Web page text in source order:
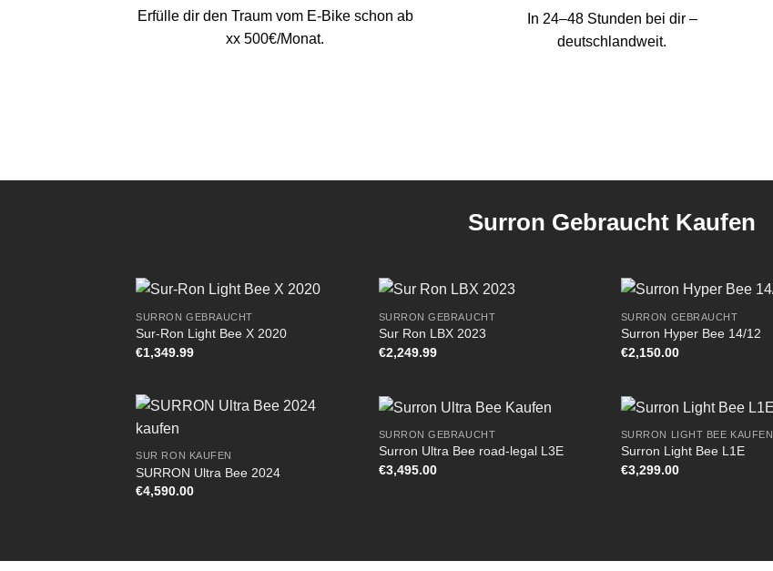
Erfülle dir den Traum vom E-Bike schon ab
xx 500€/Monat.
In 24–48 Stunden bei dir –
deutschlandweit.
Surron Gebraucht Kaufen
SURRON GEBRAUCHT
Sur-Ron Light Bee X 2020
€1,349.99
SURRON GEBRAUCHT
Sur Ron LBX 2023
€2,249.99
SURRON GEBRAUCHT
Surron Hyper Bee 14/12
€2,150.00
SUR RON KAUFEN
SURRON Ultra Bee 2024
€4,590.00
SURRON GEBRAUCHT
Surron Ultra Bee road-legal L3E
€3,495.00
SURRON LIGHT BEE KAUFEN
Surron Light Bee L1E
€3,299.00